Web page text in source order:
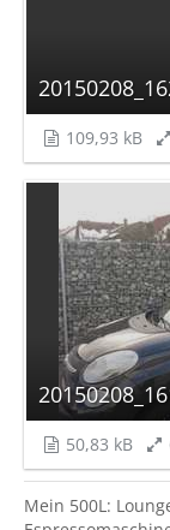
109,93 kB
50,83 kB
Mein 500L: